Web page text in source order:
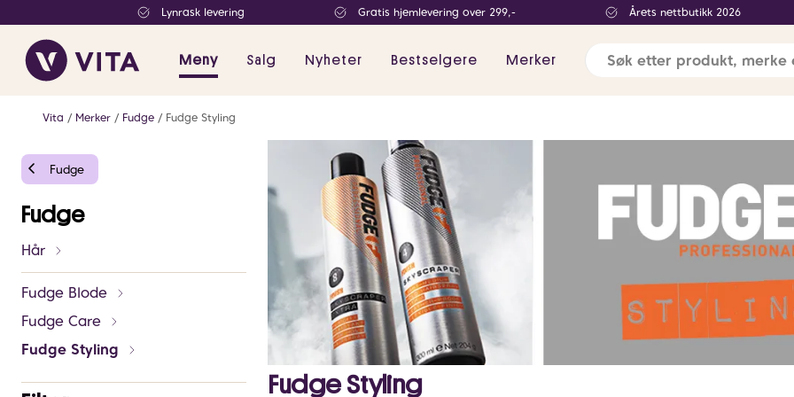
Lynrask levering Gratis hjemlevering over 299,- Årets nettbutikk 2026
Meny Salg Nyheter Bestselgere Merker
Vita Merker Fudge Fudge Styling
Fudge
Fudge
Hår
Fudge Blode
Fudge Care
Fudge Styling
Fudge Styling